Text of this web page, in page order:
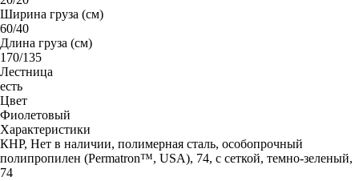
Ширина груза (см)
60/40
Длина груза (см)
170/135
Лестница
есть
Цвет
Фиолетовый
Характеристики
КНР, Нет в наличии, полимерная сталь, особопрочный
полипропилен (Permatron™, USA), 74, с сеткой, темно-зеленый,
74